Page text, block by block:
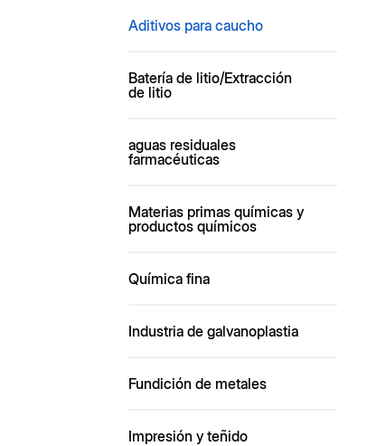
Aditivos para caucho
Batería de litio/Extracción
de litio
aguas residuales
farmacéuticas
Materias primas químicas y
productos químicos
Química fina
Industria de galvanoplastia
Fundición de metales
Impresión y teñido